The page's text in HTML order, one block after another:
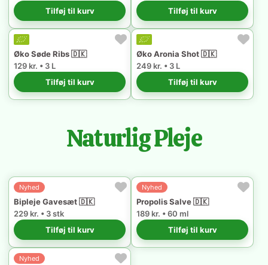
Tilføj til kurv
Tilføj til kurv
Øko Søde Ribs 🇩🇰
129 kr. • 3 L
Tilføj til kurv
Øko Aronia Shot 🇩🇰
249 kr. • 3 L
Tilføj til kurv
Naturlig Pleje
Nyhed
Bipleje Gavesæt 🇩🇰
229 kr. • 3 stk
Tilføj til kurv
Nyhed
Propolis Salve 🇩🇰
189 kr. • 60 ml
Tilføj til kurv
Nyhed